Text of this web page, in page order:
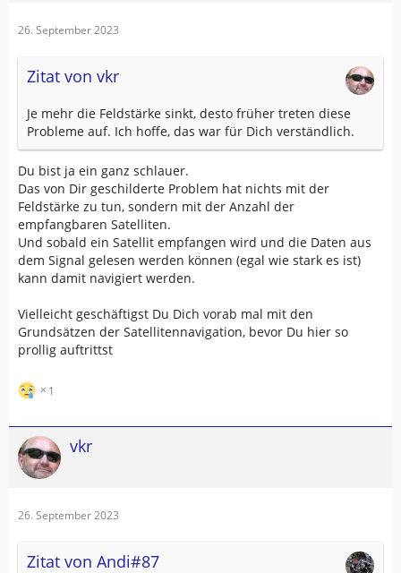
26. September 2023
Zitat von vkr
Je mehr die Feldstärke sinkt, desto früher treten diese
Probleme auf. Ich hoffe, das war für Dich verständlich.
Du bist ja ein ganz schlauer.
Das von Dir geschilderte Problem hat nichts mit der
Feldstärke zu tun, sondern mit der Anzahl der
empfangbaren Satelliten.
Und sobald ein Satellit empfangen wird und die Daten aus
dem Signal gelesen werden können (egal wie stark es ist)
kann damit navigiert werden.
Vielleicht geschäftigst Du Dich vorab mal mit den
Grundsätzen der Satellitennavigation, bevor Du hier so
prollig auftrittst
1
vkr
26. September 2023
Zitat von Andi#87